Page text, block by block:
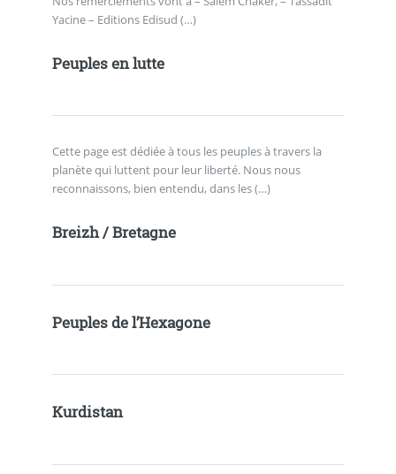
Yacine – Editions Edisud (…)
Peuples en lutte
Cette page est dédiée à tous les peuples à travers la
planète qui luttent pour leur liberté. Nous nous
reconnaissons, bien entendu, dans les (…)
Breizh / Bretagne
Peuples de l’Hexagone
Kurdistan